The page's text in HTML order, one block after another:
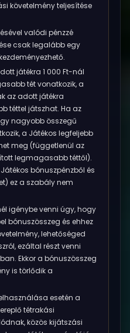
követelmény teljesítése
valódi pénzzé
csak legalább egy
játékra 1 000 Ft-nál
tét vonatkozik, a
az adott játékra
téttel játszhat. Ha az
nagyobb összegű
a Játékos legfeljebb
meg (függetlenül az
legmagasabb téttől).
bónuszpénzből és
ez a szabály nem
igénybe venni úgy, hogy
bónuszösszeg és ehhez
lehetőséged
ezáltal részt venni
Ekkor a bónuszösszeg
is törlődik a
esetén a
tétrakási
közös kijátszási